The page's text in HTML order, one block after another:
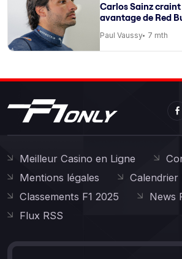
Carlos Sainz craint
avantage de Red
Paul Vaussy 7 mth
Meilleur Casino en Ligne
Mentions légales
Calendrier
Classements F1 2025
News
Flux RSS